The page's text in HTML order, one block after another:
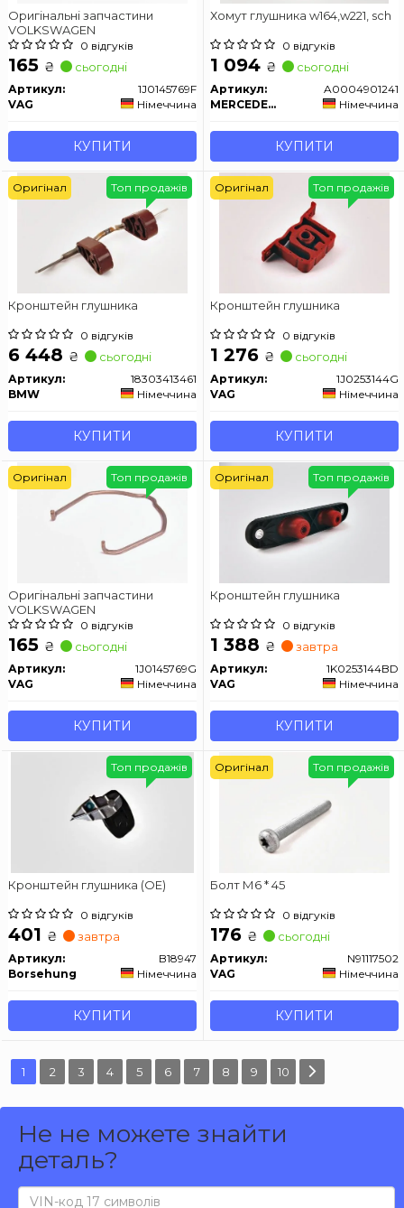
Оригінальні запчастини
VOLKSWAGEN
0 відгуків
165 ₴ сьогодні
Артикул:
1J0145769F
VAG
Німеччина
КУПИТИ
Хомут глушника w164,w221, sch
0 відгуків
1 094 ₴ сьогодні
Артикул:
A0004901241
MERCEDES-BENZ
Німеччина
КУПИТИ
Кронштейн глушника
0 відгуків
6 448 ₴ сьогодні
Артикул:
18303413461
BMW
Німеччина
КУПИТИ
Топ продажів
Оригінал
Кронштейн глушника
0 відгуків
1 276 ₴ сьогодні
Артикул:
1J0253144G
VAG
Німеччина
КУПИТИ
Топ продажів
Оригінал
Оригінальні запчастини
VOLKSWAGEN
0 відгуків
165 ₴ сьогодні
Артикул:
1J0145769G
VAG
Німеччина
КУПИТИ
Топ продажів
Оригінал
Кронштейн глушника
0 відгуків
1 388 ₴ завтра
Артикул:
1K0253144BD
VAG
Німеччина
КУПИТИ
Топ продажів
Оригінал
Кронштейн глушника (OE)
0 відгуків
401 ₴ завтра
Артикул:
B18947
Borsehung
Німеччина
КУПИТИ
Топ продажів
Болт М6 * 45
0 відгуків
176 ₴ сьогодні
Артикул:
N91117502
VAG
Німеччина
КУПИТИ
Топ продажів
Оригінал
1 2 3 4 5 6 7 8 9 10
Не не можете знайти
деталь?